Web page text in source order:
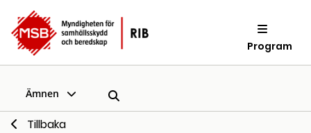
Program
Ämnen
Tillbaka